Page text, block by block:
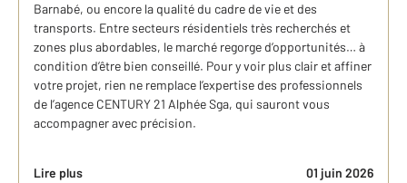
Barnabé, ou encore la qualité du cadre de vie et des
transports. Entre secteurs résidentiels très recherchés et
zones plus abordables, le marché regorge d’opportunités… à
condition d’être bien conseillé. Pour y voir plus clair et affiner
votre projet, rien ne remplace l’expertise des professionnels
de l’agence CENTURY 21 Alphée Sga, qui sauront vous
accompagner avec précision.
Lire plus 01 juin 2026